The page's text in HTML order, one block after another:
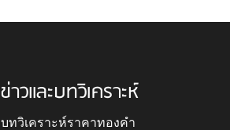
ข่าวและบทวิเคราะห์
บทวิเคราะห์ราคาทองคำ